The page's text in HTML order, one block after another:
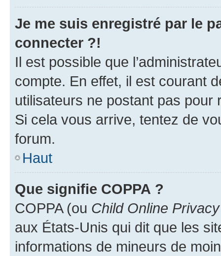
Je me suis enregistré par le
connecter ?!
Il est possible que
compte. En effet, il est courant
utilisateurs ne postant pas pour
Si cela vous arrive, tentez de
forum.
Haut
Que signifie COPPA ?
COPPA (ou Child Online
aux États-Unis qui dit que les
informations de mineurs de